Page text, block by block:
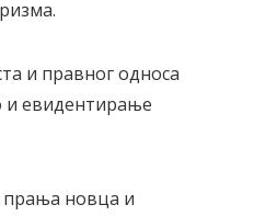
и правног односа
и евидентирање
прања новца и